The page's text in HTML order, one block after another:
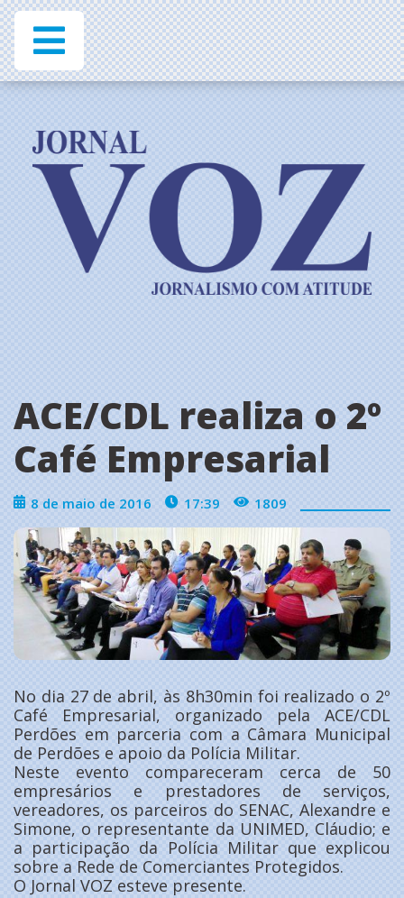
ACE/CDL realiza o 2º
Café Empresarial
8 de maio de 2016 17:39 1809
No dia 27 de abril, às 8h30min foi realizado o 2º
Café Empresarial, organizado pela ACE/CDL
Perdões em parceria com a Câmara Municipal
de Perdões e apoio da Polícia Militar.
Neste evento compareceram cerca de 50
empresários e prestadores de serviços,
vereadores, os parceiros do SENAC, Alexandre e
Simone, o representante da UNIMED, Cláudio; e
a participação da Polícia Militar que explicou
sobre a Rede de Comerciantes Protegidos.
O Jornal VOZ esteve presente.